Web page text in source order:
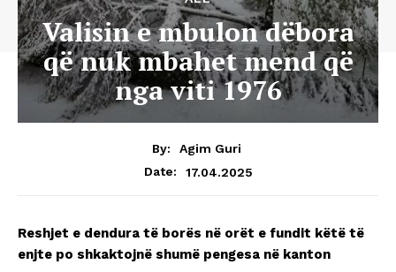
Valisin e mbulon dëbora
që nuk mbahet mend që
nga viti 1976
By:
Agim Guri
Date:
17.04.2025
Reshjet e dendura të borës në orët e fundit këtë të
enjte po shkaktojnë shumë pengesa në kanton